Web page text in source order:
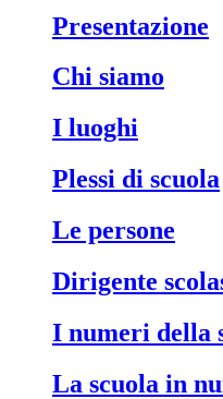
Presentazione
Chi siamo
I luoghi
Plessi di scuola
Le persone
Dirigente
I numeri della
La scuola in